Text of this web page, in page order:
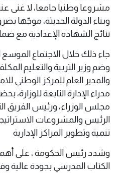
مشروعا وطنيا جامعا، لا غنى
وبناء الدولة الحديثة، موجّها
نتائج الشهادة الإعدادية مع
جاء ذلك خلال الاجتماع الموسع
وضم وزير التربية والتعليم
والمدير العام للمركز الوطني
مدراء الإدارة التابعة للوزارة،
مجلس الوزراء، ورئيس الفريق
الرئيس والمشروعات
تنمية وتطوير المراكز الإدارية
وشدد رئيس الحكومة ، على أهمية
الكتاب المدرسي بجودة عالية